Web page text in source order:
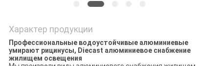
Характер продукции
Профессиональные водоустойчивые алюминиевые
умирают рицинусы, Diecast алюминиевое снабжение
жилищем освещения